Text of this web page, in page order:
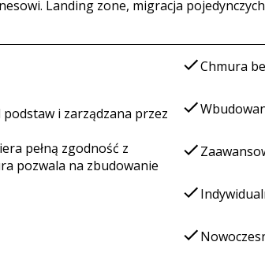
Landing zone, migracja
i zarządzana przez
pełną zgodność z
pozwala na zbudowanie
Chmura